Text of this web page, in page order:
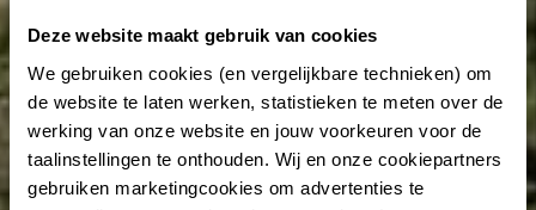
Deze website maakt gebruik van cookies
We gebruiken cookies (en vergelijkbare technieken) om
de website te laten werken, statistieken te meten over de
werking van onze website en jouw voorkeuren voor de
taalinstellingen te onthouden. Wij en onze cookiepartners
gebruiken marketingcookies om advertenties te